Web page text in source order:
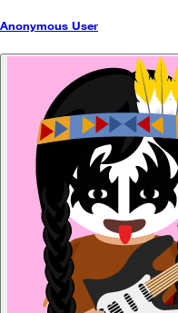
Anonymous User